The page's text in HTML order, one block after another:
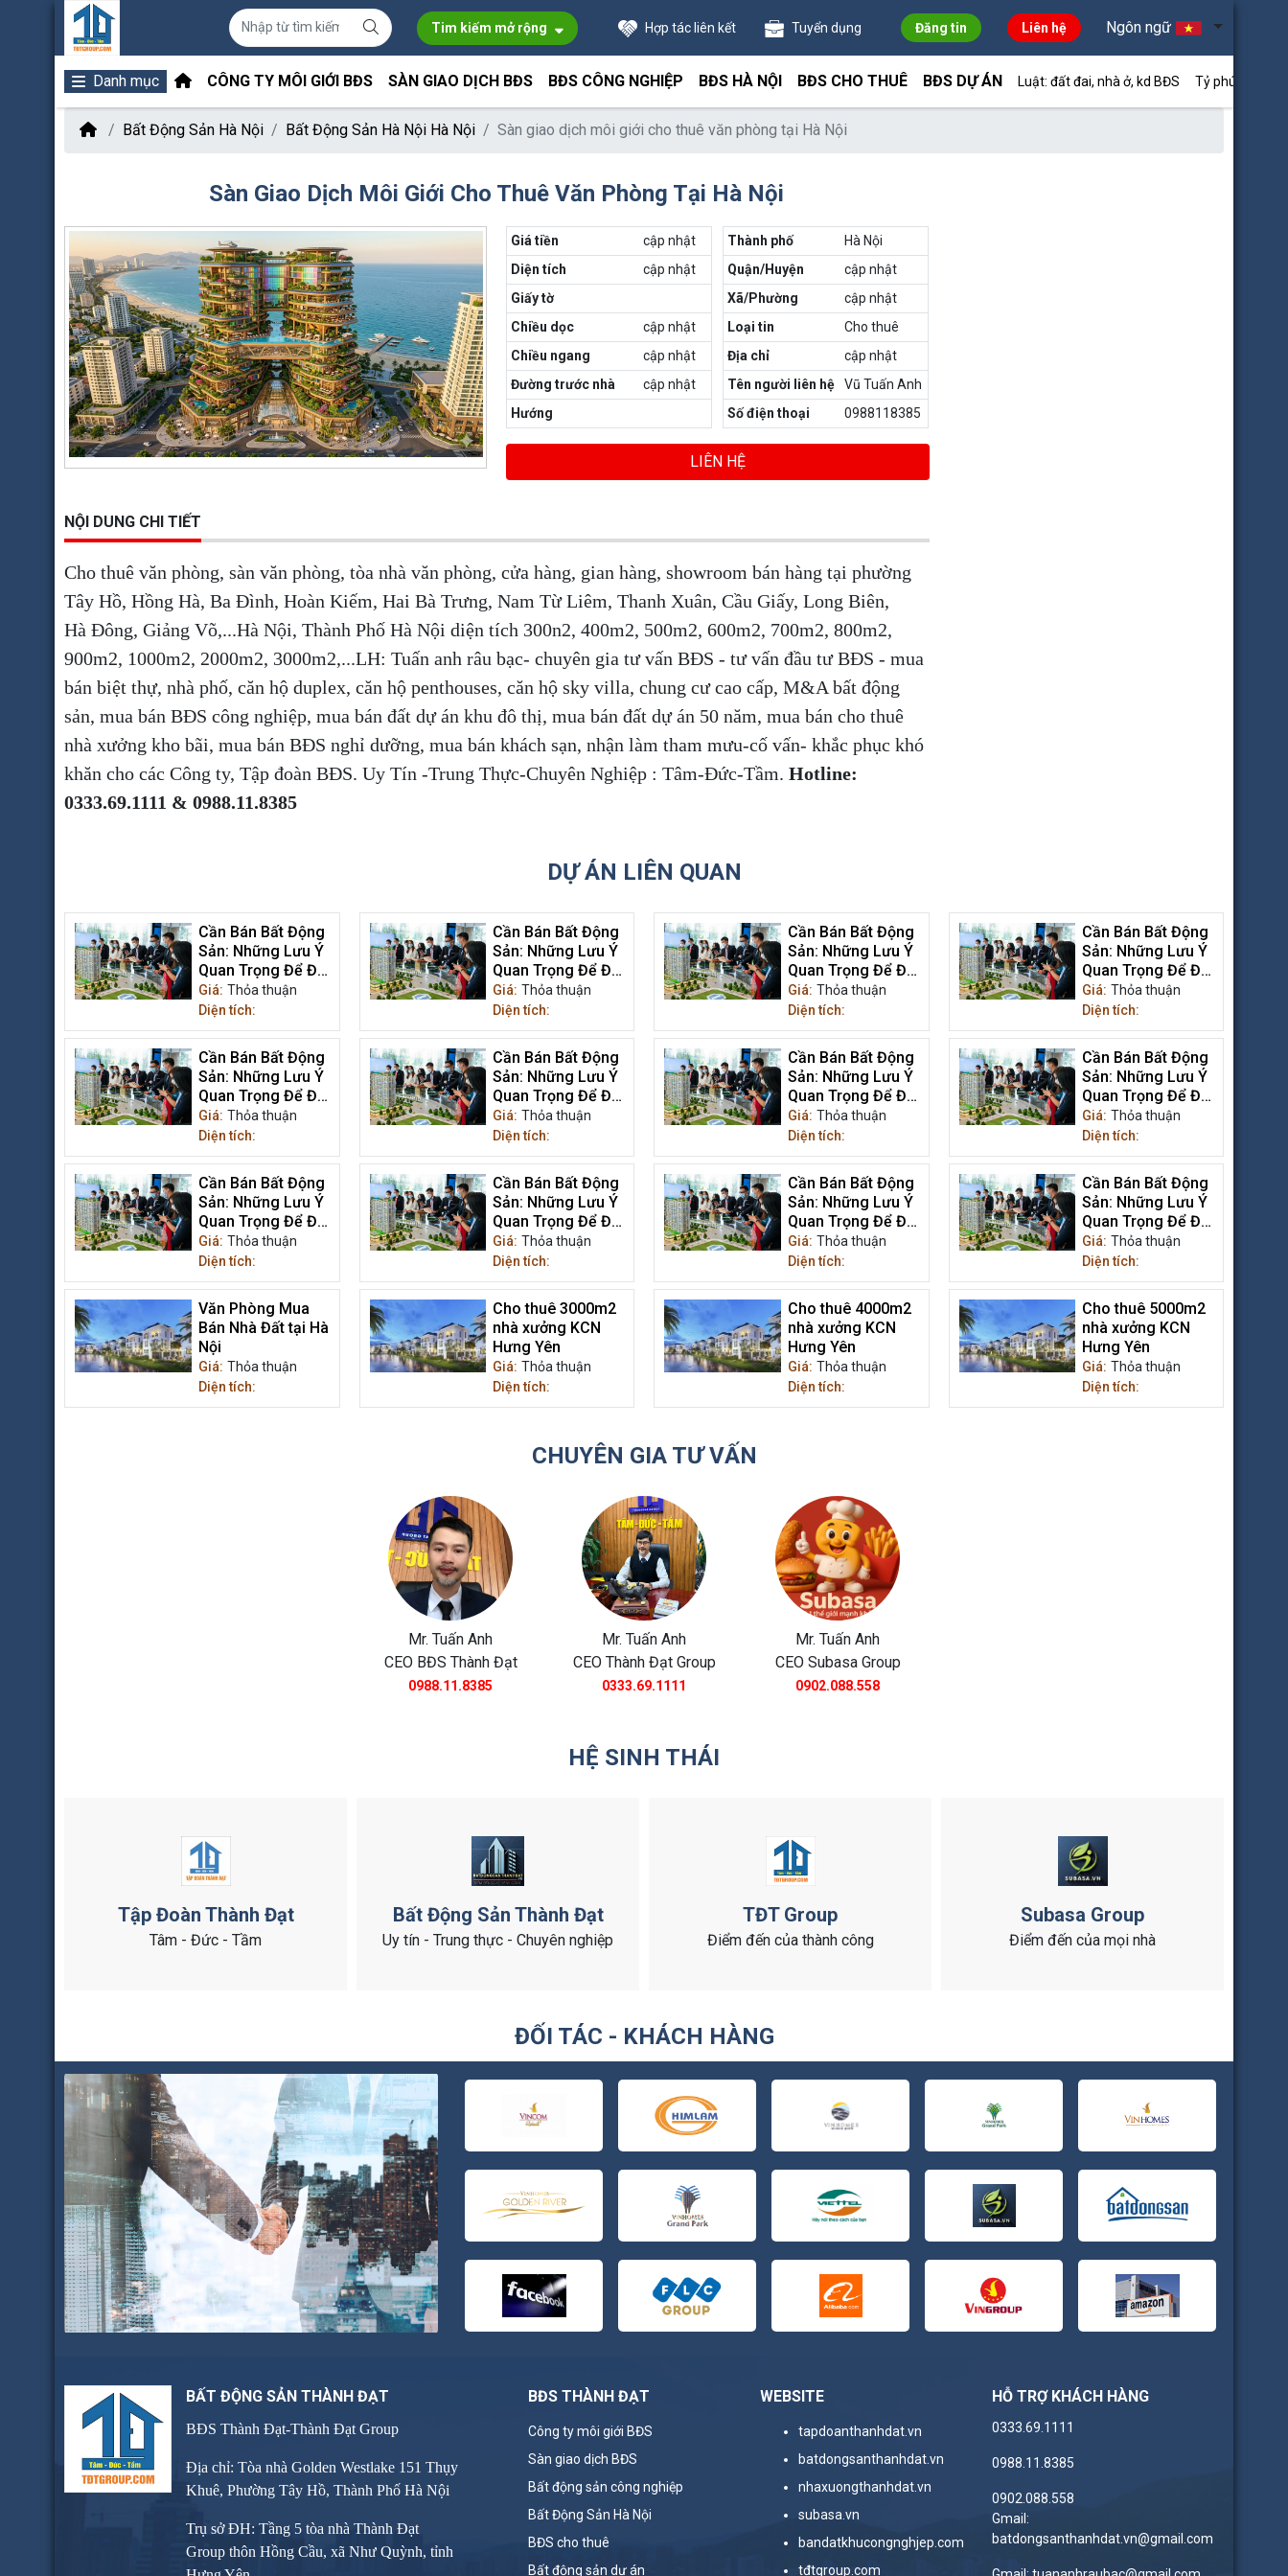
Tim kiếm mở rộng Hợp tác liên kết Tuyển dụng Đăng tin Liên hệ Ngôn ngữ
Danh mục CÔNG TY MÔI GIỚI BĐS SÀN GIAO DỊCH BĐS BĐS CÔNG NGHIỆP BĐS HÀ NỘI BĐS CHO THUÊ BĐS DỰ ÁN Luật: đất đai, nhà ở, kd BĐS Tỷ phú môi
Bất Động Sản Hà Nội Bất Động Sản Hà Nội Hà Nội Sàn giao dịch môi giới cho thuê văn phòng tại Hà Nội
Sàn Giao Dịch Môi Giới Cho Thuê Văn Phòng Tại Hà Nội
Giá tiền
cập nhật
Diện tích
cập nhật
Giấy tờ
Chiều dọc
cập nhật
Chiều ngang
cập nhật
Đường trước nhà
cập nhật
Hướng
Thành phố
Hà Nội
Quận/Huyện
cập nhật
Xã/Phường
cập nhật
Loại tin
Cho thuê
Địa chỉ
cập nhật
Tên người liên hệ
Vũ Tuấn Anh
Số điện thoại
0988118385
LIÊN HỆ
NỘI DUNG CHI TIẾT
Cho thuê văn phòng, sàn văn phòng, tòa nhà văn phòng, cửa hàng, gian hàng, showroom bán hàng tại phường
Tây Hồ, Hồng Hà, Ba Đình, Hoàn Kiếm, Hai Bà Trưng, Nam Từ Liêm, Thanh Xuân, Cầu Giấy, Long Biên,
Hà Đông, Giảng Võ,...Hà Nội, Thành Phố Hà Nội diện tích 300n2, 400m2, 500m2, 600m2, 700m2, 800m2,
900m2, 1000m2, 2000m2, 3000m2,...LH: Tuấn anh râu bạc- chuyên gia tư vấn BĐS - tư vấn đầu tư BĐS - mua
bán biệt thự, nhà phố, căn hộ duplex, căn hộ penthouses, căn hộ sky villa, chung cư cao cấp, M&A bất động
sản, mua bán BĐS công nghiệp, mua bán đất dự án khu đô thị, mua bán đất dự án 50 năm, mua bán cho thuê
nhà xưởng kho bãi, mua bán BĐS nghỉ dưỡng, mua bán khách sạn, nhận làm tham mưu-cố vấn- khắc phục khó
khăn cho các Công ty, Tập đoàn BĐS. Uy Tín -Trung Thực-Chuyên Nghiệp : Tâm-Đức-Tầm. Hotline:
0333.69.1111 & 0988.11.8385
DỰ ÁN LIÊN QUAN
Cần Bán Bất Động
Sản: Những Lưu Ý
Quan Trọng Để Đạt
Được Giá Trị Tối Ưu
Giá: Thỏa thuận
Diện tích:
Cần Bán Bất Động
Sản: Những Lưu Ý
Quan Trọng Để Đạt
Được Giá Trị Tối Ưu
Giá: Thỏa thuận
Diện tích:
Cần Bán Bất Động
Sản: Những Lưu Ý
Quan Trọng Để Đạt
Được Giá Trị Tối Ưu
Giá: Thỏa thuận
Diện tích:
Cần Bán Bất Động
Sản: Những Lưu Ý
Quan Trọng Để Đạt
Được Giá Trị Tối Ưu
Giá: Thỏa thuận
Diện tích:
Cần Bán Bất Động
Sản: Những Lưu Ý
Quan Trọng Để Đạt
Được Giá Trị Tối Ưu
Giá: Thỏa thuận
Diện tích:
Cần Bán Bất Động
Sản: Những Lưu Ý
Quan Trọng Để Đạt
Được Giá Trị Tối Ưu
Giá: Thỏa thuận
Diện tích:
Cần Bán Bất Động
Sản: Những Lưu Ý
Quan Trọng Để Đạt
Được Giá Trị Tối Ưu
Giá: Thỏa thuận
Diện tích:
Cần Bán Bất Động
Sản: Những Lưu Ý
Quan Trọng Để Đạt
Được Giá Trị Tối Ưu
Giá: Thỏa thuận
Diện tích:
Cần Bán Bất Động
Sản: Những Lưu Ý
Quan Trọng Để Đạt
Được Giá Trị Tối Ưu
Giá: Thỏa thuận
Diện tích:
Cần Bán Bất Động
Sản: Những Lưu Ý
Quan Trọng Để Đạt
Được Giá Trị Tối Ưu
Giá: Thỏa thuận
Diện tích:
Cần Bán Bất Động
Sản: Những Lưu Ý
Quan Trọng Để Đạt
Được Giá Trị Tối Ưu
Giá: Thỏa thuận
Diện tích:
Cần Bán Bất Động
Sản: Những Lưu Ý
Quan Trọng Để Đạt
Được Giá Trị Tối Ưu
Giá: Thỏa thuận
Diện tích:
Văn Phòng Mua
Bán Nhà Đất tại Hà
Nội
Giá: Thỏa thuận
Diện tích:
Cho thuê 3000m2
nhà xưởng KCN
Hưng Yên
Giá: Thỏa thuận
Diện tích:
Cho thuê 4000m2
nhà xưởng KCN
Hưng Yên
Giá: Thỏa thuận
Diện tích:
Cho thuê 5000m2
nhà xưởng KCN
Hưng Yên
Giá: Thỏa thuận
Diện tích:
CHUYÊN GIA TƯ VẤN
Mr. Tuấn Anh
CEO BĐS Thành Đạt
0988.11.8385
Mr. Tuấn Anh
CEO Thành Đạt Group
0333.69.1111
Mr. Tuấn Anh
CEO Subasa Group
0902.088.558
HỆ SINH THÁI
Tập Đoàn Thành Đạt
Tâm - Đức - Tầm
Bất Động Sản Thành Đạt
Uy tín - Trung thực - Chuyên nghiệp
TĐT Group
Điểm đến của thành công
Subasa Group
Điểm đến của mọi nhà
ĐỐI TÁC - KHÁCH HÀNG
BẤT ĐỘNG SẢN THÀNH ĐẠT
BĐS Thành Đạt-Thành Đạt Group
Địa chỉ: Tòa nhà Golden Westlake 151 Thụy
Khuê, Phường Tây Hồ, Thành Phố Hà Nội
Trụ sở ĐH: Tầng 5 tòa nhà Thành Đạt
Group thôn Hồng Cầu, xã Như Quỳnh, tỉnh
BĐS THÀNH ĐẠT
Công ty môi giới BĐS
Sàn giao dịch BĐS
Bất động sản công nghiệp
Bất Động Sản Hà Nội
BĐS cho thuê
Bất động sản dự án
WEBSITE
tapdoanthanhdat.vn
batdongsanthanhdat.vn
nhaxuongthanhdat.vn
subasa.vn
bandatkhucongnghjep.com
tđtgroup.com
HỖ TRỢ KHÁCH HÀNG
0333.69.1111
0988.11.8385
0902.088.558
Gmail:
batdongsanthanhdat.vn@gmail.com